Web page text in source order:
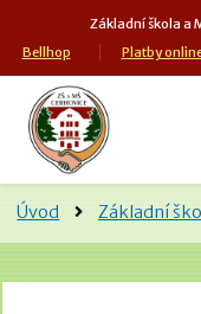
Základní škola a
Bellhop
Platby
Úvod Základní